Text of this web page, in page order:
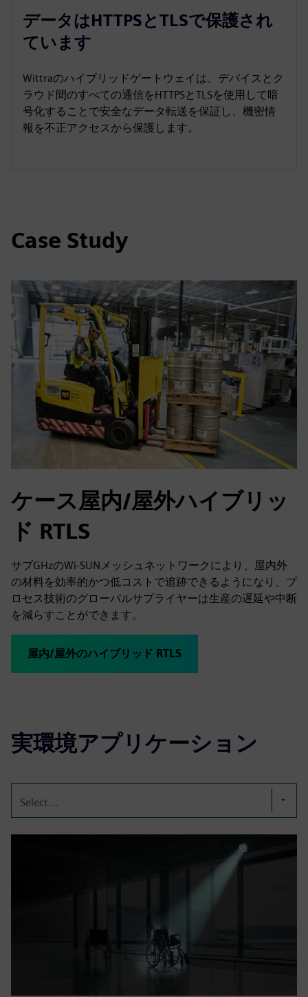
データはHTTPSとTLSで保護され
ています
Wittraのハイブリッドゲートウェイは、デバイスとク
ラウド間のすべての通信をHTTPSとTLSを使用して暗
号化することで安全なデータ転送を保証し、機密情
報を不正アクセスから保護します。
Case Study
ケース屋内/屋外ハイブリッ
ド RTLS
サブGHzのWi-SUNメッシュネットワークにより、屋内外
の材料を効率的かつ低コストで追跡できるようになり、プ
ロセス技術のグローバルサプライヤーは生産の遅延や中断
を減らすことができます。
屋内/屋外のハイブリッド RTLS
実環境アプリケーション
Select...